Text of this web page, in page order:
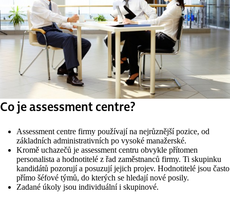
Co je assessment centre?
Assessment centre firmy používají na nejrůznější pozice, od
základních administrativních po vysoké manažerské.
Kromě uchazečů je assessment centru obvykle přítomen
personalista a hodnotitelé z řad zaměstnanců firmy. Ti skupinku
kandidátů pozorují a posuzují jejich projev. Hodnotitelé jsou často
přímo šéfové týmů, do kterých se hledají nové posily.
Zadané úkoly jsou individuální i skupinové.